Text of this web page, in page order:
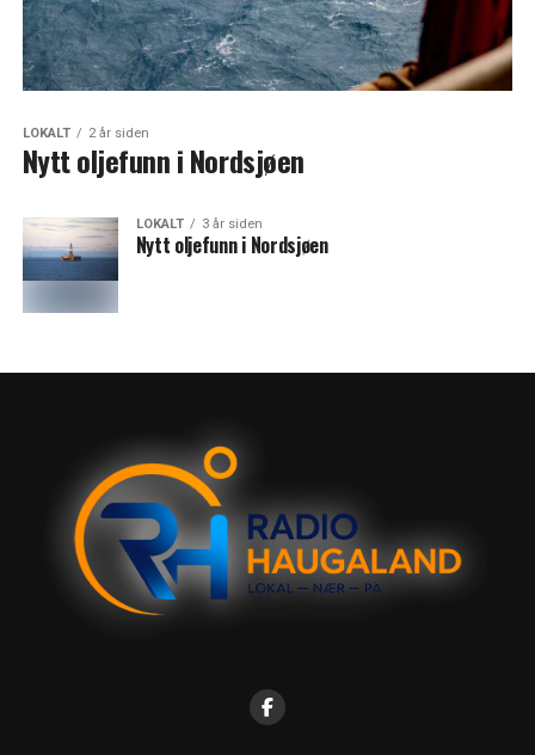
LOKALT 2 år siden
Nytt oljefunn i Nordsjøen
LOKALT 3 år siden
Nytt oljefunn i Nordsjøen